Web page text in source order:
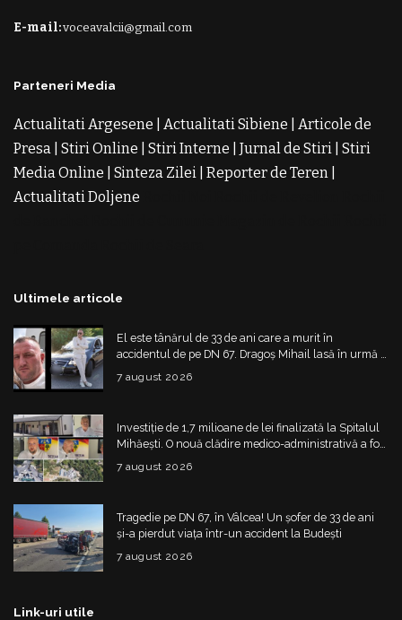
E-mail:voceavalcii@gmail.com
Parteneri Media
Actualitati Argesene Actualitati Sibiene
Articole de
Presa Stiri Online Stiri Interne Jurnal de Stiri Stiri
Media Online
Sinteza Zilei Reporter de Teren
Actualitati Doljene
Ultimele articole
El este tânărul de 33 de ani care a murit în
accidentul de pe DN 67. Dragoș Mihail lasă în urmă o
7 august 2026
Investiție de 1,7 milioane de lei finalizată la Spitalul
Mihăești. O nouă clădire medico-administrativă a fost
construită
7 august 2026
Tragedie pe DN 67, în Vâlcea! Un șofer de 33 de ani
și-a pierdut viața într-un accident la Budești
7 august 2026
Link-uri utile